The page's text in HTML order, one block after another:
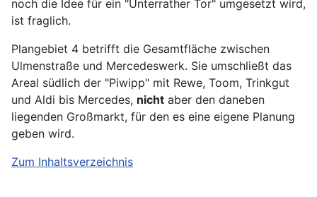
noch die Idee für ein "Unterrather Tor" umgesetzt wird,
ist fraglich.
Plangebiet 4 betrifft die Gesamtfläche zwischen
Ulmenstraße und Mercedeswerk. Sie umschließt das
Areal südlich der "Piwipp" mit Rewe, Toom, Trinkgut
und Aldi bis Mercedes, nicht aber den daneben
liegenden Großmarkt, für den es eine eigene Planung
geben wird.
Zum Inhaltsverzeichnis